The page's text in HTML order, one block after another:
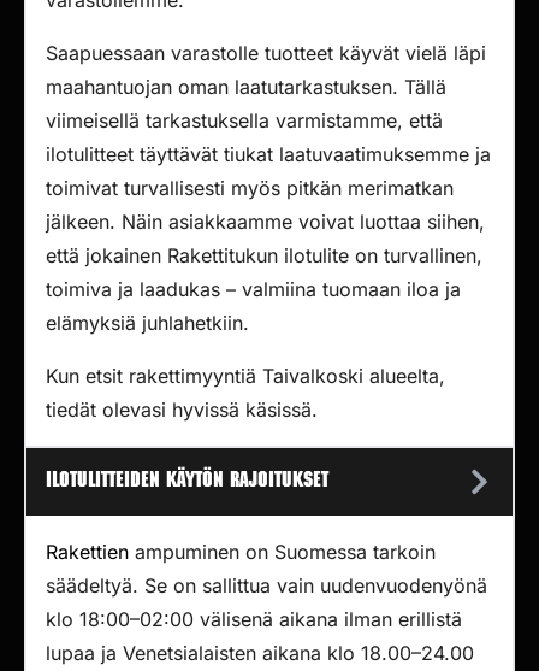
Saapuessaan varastolle tuotteet käyvät vielä läpi
maahantuojan oman laatutarkastuksen. Tällä
viimeisellä tarkastuksella varmistamme, että
ilotulitteet täyttävät tiukat laatuvaatimuksemme ja
toimivat turvallisesti myös pitkän merimatkan
jälkeen. Näin asiakkaamme voivat luottaa siihen,
että jokainen Rakettitukun ilotulite on turvallinen,
toimiva ja laadukas – valmiina tuomaan iloa ja
elämyksiä juhlahetkiin.
Kun etsit rakettimyyntiä Taivalkoski alueelta,
tiedät olevasi hyvissä käsissä.
Ilotulitteiden käytön rajoitukset
Rakettien ampuminen on Suomessa tarkoin
säädeltyä. Se on sallittua vain uudenvuodenyönä
klo 18:00–02:00 välisenä aikana ilman erillistä
lupaa ja Venetsialaisten aikana klo 18.00–24.00